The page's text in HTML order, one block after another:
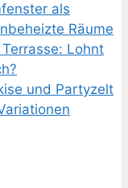
als
Räume
Lohnt
und Partyzelt